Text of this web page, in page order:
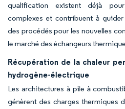
qualification existent déjà
complexes et contribuent à
des procédés pour les nouvelles
le marché des échangeurs
Récupération de la chaleur
hydrogène-électrique
Les architectures à pile à
génèrent des charges thermiques